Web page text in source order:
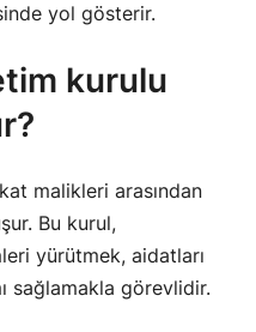
yol gösterir.
kurulu
malikleri arasından
Bu kurul,
yürütmek, aidatları
sağlamakla görevlidir.